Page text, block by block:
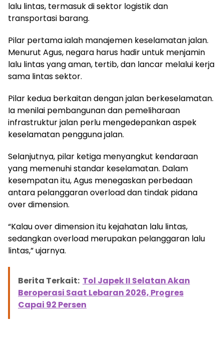
lalu lintas, termasuk di sektor logistik dan
transportasi barang.
Pilar pertama ialah manajemen keselamatan jalan.
Menurut Agus, negara harus hadir untuk menjamin
lalu lintas yang aman, tertib, dan lancar melalui kerja
sama lintas sektor.
Pilar kedua berkaitan dengan jalan berkeselamatan.
Ia menilai pembangunan dan pemeliharaan
infrastruktur jalan perlu mengedepankan aspek
keselamatan pengguna jalan.
Selanjutnya, pilar ketiga menyangkut kendaraan
yang memenuhi standar keselamatan. Dalam
kesempatan itu, Agus menegaskan perbedaan
antara pelanggaran overload dan tindak pidana
over dimension.
“Kalau over dimension itu kejahatan lalu lintas,
sedangkan overload merupakan pelanggaran lalu
lintas,” ujarnya.
Berita Terkait: Tol Japek II Selatan Akan
Beroperasi Saat Lebaran 2026, Progres
Capai 92 Persen